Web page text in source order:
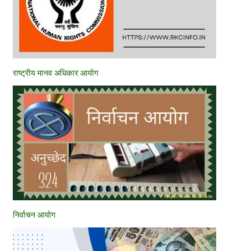
राष्ट्रीय मानव अधिकार आयोग
निर्वाचन आयोग